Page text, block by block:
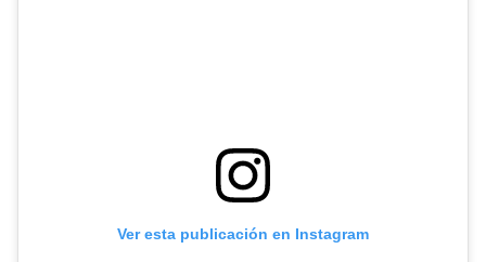
Ver esta publicación en Instagram